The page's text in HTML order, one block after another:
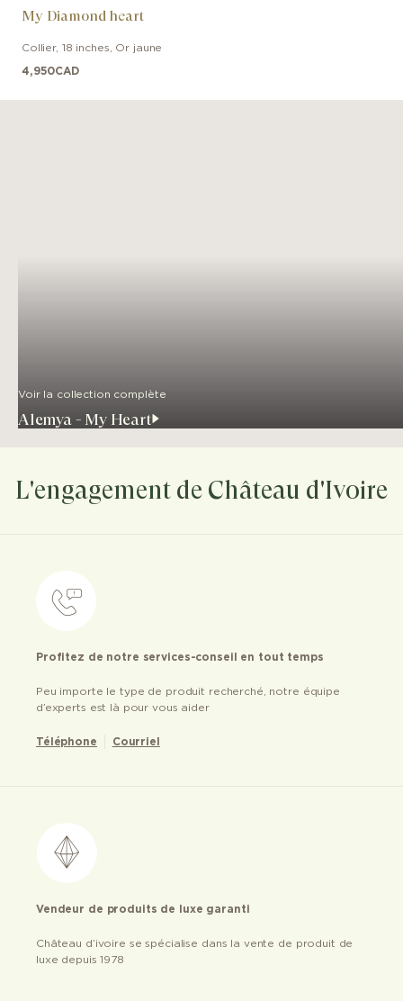
My Diamond heart
Collier, 18 inches Or jaune
4,950CAD
Voir la collection complète
Alemya - My Heart
L'engagement de Château d'Ivoire
Profitez de notre services-conseil en tout temps
Peu importe le type de produit recherché, notre équipe
d’experts est là pour vous aider
Téléphone Courriel
Vendeur de produits de luxe garanti
Château d’ivoire se spécialise dans la vente de produit de
luxe depuis 1978